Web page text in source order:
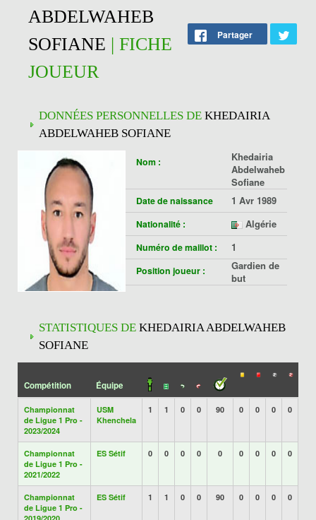
ABDELWAHEB
SOFIANE | FICHE
JOUEUR
Partager
DONNÉES PERSONNELLES DE KHEDAIRIA
ABDELWAHEB SOFIANE
Nom :
Khedairia
Abdelwaheb
Sofiane
Date de naissance 1 Avr 1989
Nationalité : Algérie
Numéro de maillot : 1
Position joueur :
Gardien de
but
STATISTIQUES DE KHEDAIRIA ABDELWAHEB
SOFIANE
Compétition Équipe
Championnat
de Ligue 1 Pro -
2023/2024
USM
Khenchela
1 1 0 0 90 0 0 0 0
Championnat
de Ligue 1 Pro -
2021/2022
ES Sétif 0 0 0 0 0 0 0 0 0
Championnat
de Ligue 1 Pro -
ES Sétif 1 1 0 0 90 0 0 0 0